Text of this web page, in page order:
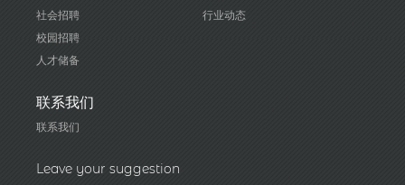
社会招聘
校园招聘
人才储备
行业动态
联系我们
联系我们
Leave your suggestion